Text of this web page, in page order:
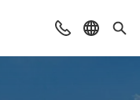
Beratung &
Sprache